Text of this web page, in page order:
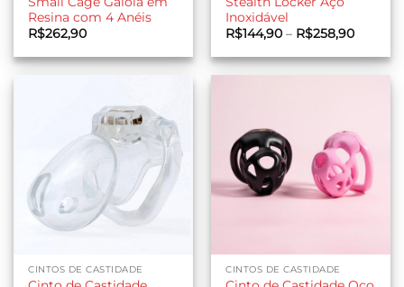
Resina com 4 Anéis
R$262,90
Inoxidável
R$144,90 – R$258,90Faixa
preço:
através
CINTOS DE CASTIDADE CINTOS DE CASTIDADE